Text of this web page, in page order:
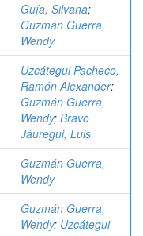
Guía, Silvana;
Guzmán Guerra,
Wendy
Uzcátegui Pacheco,
Ramón Alexander;
Guzmán Guerra,
Wendy; Bravo
Jáuregui, Luis
Guzmán Guerra,
Wendy
Guzmán Guerra,
Wendy; Uzcátegui